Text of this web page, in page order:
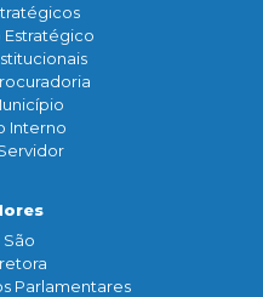
Interno
Parlamentares